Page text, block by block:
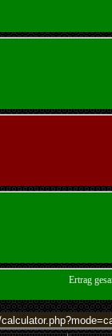
Ertrag